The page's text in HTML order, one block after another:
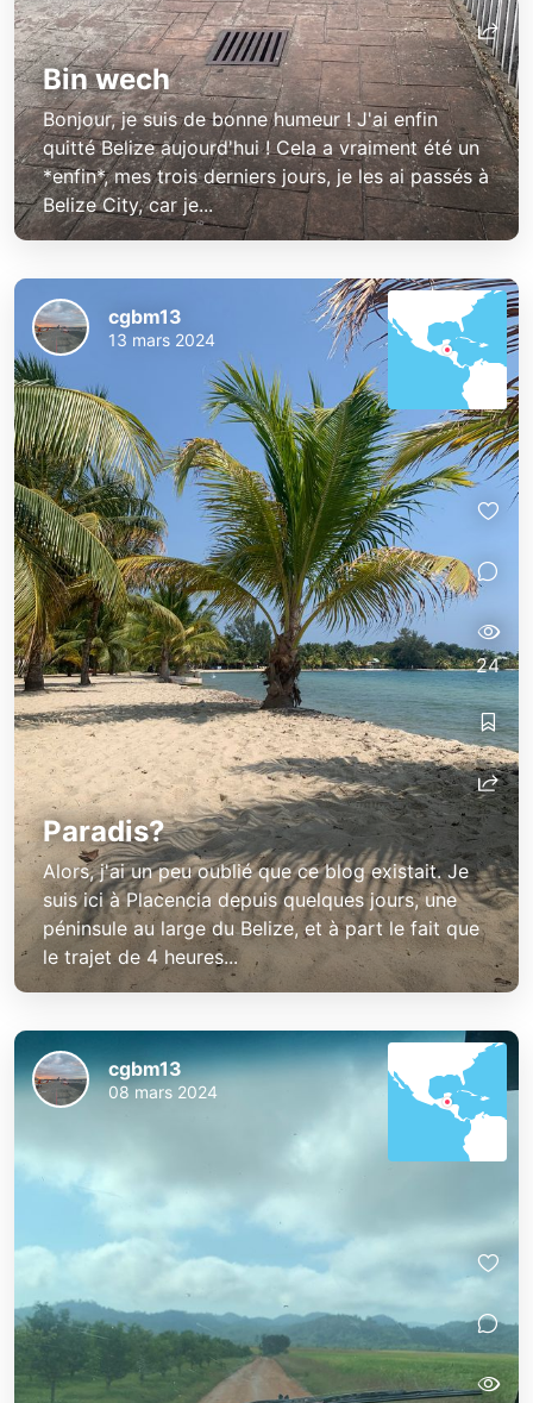
Bin wech
Bonjour, je suis de bonne humeur ! J'ai enfin
quitté Belize aujourd'hui ! Cela a vraiment été un
*enfin*, mes trois derniers jours, je les ai passés à
Belize City, car je...
Paradis?
Alors, j'ai un peu oublié que ce blog existait. Je
suis ici à Placencia depuis quelques jours, une
péninsule au large du Belize, et à part le fait que
le trajet de 4 heures...
cgbm13
13 mars 2024
24
cgbm13
08 mars 2024